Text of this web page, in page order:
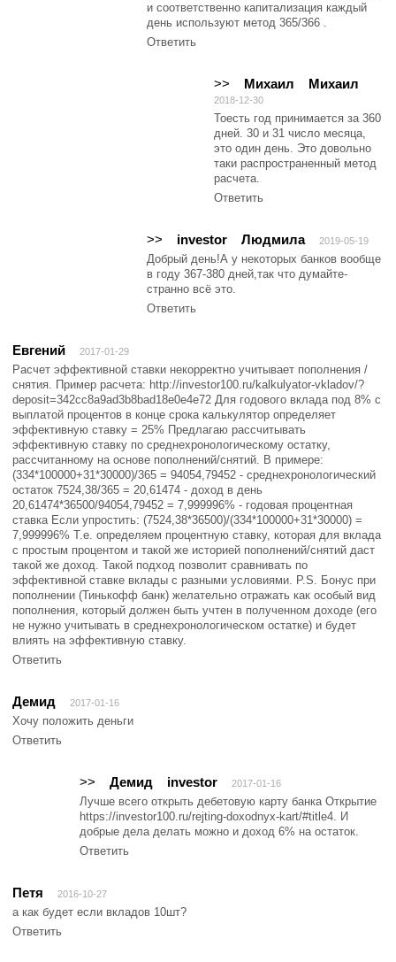
и соответственно капитализация каждый
день используют метод 365/366 .
Ответить
Михаил
>> Михаил
2018-12-30
Тоесть год принимается за 360
дней. 30 и 31 число месяца,
это один день. Это довольно
таки распространенный метод
расчета.
Ответить
Людмила
>> investor 2019-05-19
Добрый день!А у некоторых банков вообще
в году 367-380 дней,так что думайте-
странно всё это.
Ответить
Евгений 2017-01-29
Расчет эффективной ставки некорректно учитывает пополнения /
снятия. Пример расчета: http://investor100.ru/kalkulyator-vkladov/?
deposit=342cc8a9ad3b8bad18e0e4e72 Для годового вклада под 8% с
выплатой процентов в конце срока калькулятор определяет
эффективную ставку = 25% Предлагаю рассчитывать
эффективную ставку по среднехронологическому остатку,
рассчитанному на основе пополнений/снятий. В примере:
(334*100000+31*30000)/365 = 94054,79452 - среднехронологический
остаток 7524,38/365 = 20,61474 - доход в день
20,61474*36500/94054,79452 = 7,999996% - годовая процентная
ставка Если упростить: (7524,38*36500)/(334*100000+31*30000) =
7,999996% Т.е. определяем процентную ставку, которая для вклада
с простым процентом и такой же историей пополнений/снятий даст
такой же доход. Такой подход позволит сравнивать по
эффективной ставке вклады с разными условиями. P.S. Бонус при
пополнении (Тинькофф банк) желательно отражать как особый вид
пополнения, который должен быть учтен в полученном доходе (его
не нужно учитывать в среднехронологическом остатке) и будет
влиять на эффективную ставку.
Ответить
Демид 2017-01-16
Хочу положить деньги
Ответить
investor
>> Демид 2017-01-16
Лучше всего открыть дебетовую карту банка Открытие
https://investor100.ru/rejting-doxodnyx-kart/#title4. И
добрые дела делать можно и доход 6% на остаток.
Ответить
Петя 2016-10-27
а как будет если вкладов 10шт?
Ответить